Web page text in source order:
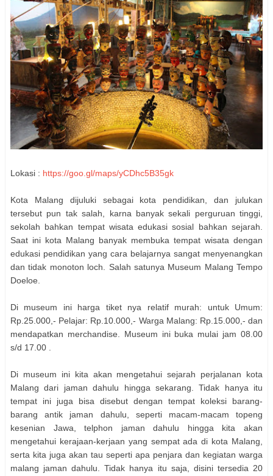
Lokasi : https://goo.gl/maps/yCDhc5B35gk
Kota Malang dijuluki sebagai kota pendidikan, dan julukan
tersebut pun tak salah, karna banyak sekali perguruan tinggi,
sekolah bahkan tempat wisata edukasi sosial bahkan sejarah.
Saat ini kota Malang banyak membuka tempat wisata dengan
edukasi pendidikan yang cara belajarnya sangat menyenangkan
dan tidak monoton loch. Salah satunya Museum Malang Tempo
Doeloe.
Di museum ini harga tiket nya relatif murah: untuk Umum:
Rp.25.000,- Pelajar: Rp.10.000,- Warga Malang: Rp.15.000,- dan
mendapatkan merchandise. Museum ini buka mulai jam 08.00
s/d 17.00 .
Di museum ini kita akan mengetahui sejarah perjalanan kota
Malang dari jaman dahulu hingga sekarang. Tidak hanya itu
tempat ini juga bisa disebut dengan tempat koleksi barang-
barang antik jaman dahulu, seperti macam-macam topeng
kesenian Jawa, telphon jaman dahulu hingga kita akan
mengetahui kerajaan-kerjaan yang sempat ada di kota Malang,
serta kita juga akan tau seperti apa penjara dan kegiatan warga
malang jaman dahulu. Tidak hanya itu saja, disini tersedia 20